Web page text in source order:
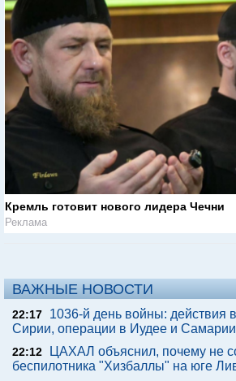
Кремль готовит нового лидера Чечни
Реклама
ВАЖНЫЕ НОВОСТИ
22:17
1036-й день войны: действия
Сирии, операции в Иудее и Самарии
22:12
ЦАХАЛ объяснил, почему не
беспилотника "Хизбаллы" на юге